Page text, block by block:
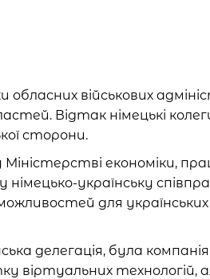
військових
Відтак німецькі
сторони.
економіки,
українську
для українських
делегація, була
віртуальних технологій,